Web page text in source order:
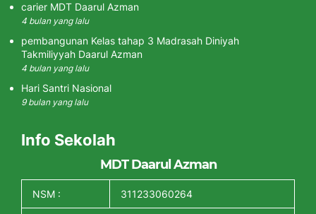
carier MDT Daarul Azman
4 bulan yang lalu
pembangunan Kelas tahap 3 Madrasah Diniyah
Takmiliyyah Daarul Azman
4 bulan yang lalu
Hari Santri Nasional
9 bulan yang lalu
Info Sekolah
MDT Daarul Azman
NSM : 311233060264